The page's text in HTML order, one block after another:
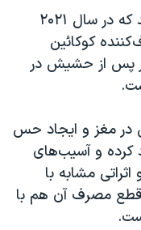
برآوردهای سازمان ملل نشان می‌دهد که در سال ۲۰۲۱
کوکائین
پس از حشیش در
در مغز و ایجاد حس
کرده و آسیب‌های
مشابه با
قطع مصرف آن هم با